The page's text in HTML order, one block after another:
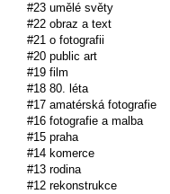
#23 umělé světy
#22 obraz a text
#21 o fotografii
#20 public art
#19 film
#18 80. léta
#17 amatérská fotografie
#16 fotografie a malba
#15 praha
#14 komerce
#13 rodina
#12 rekonstrukce